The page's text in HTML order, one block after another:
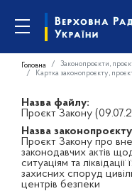
Головна Законопроєкти,
Картка законопроєкту,
Назва файлу:
Проєкт Закону
Назва
Проєкт Закону про
законодавчих актів
ситуаціям та
захисних споруд
центрів безпеки